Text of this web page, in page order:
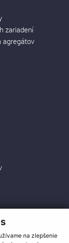
na zlepšenie
zariadení
agregátov